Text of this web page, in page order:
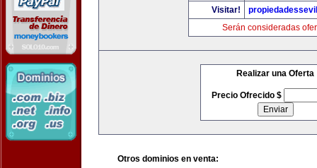
Visitar!
Serán consideradas
Realizar una Oferta
Precio Ofrecido $
Otros dominios en venta: